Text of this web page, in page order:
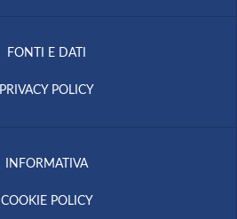
FONTI E DATI
PRIVACY POLICY
INFORMATIVA
COOKIE POLICY